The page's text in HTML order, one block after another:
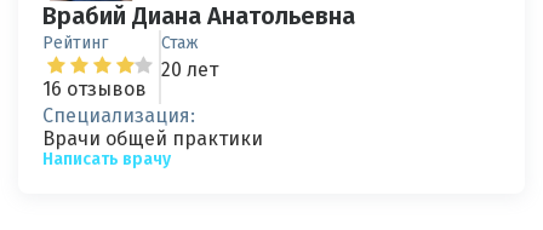
Врабий Диана Анатольевна
Рейтинг
16 отзывов
Стаж
20 лет
Специализация:
Врачи общей практики
Написать врачу